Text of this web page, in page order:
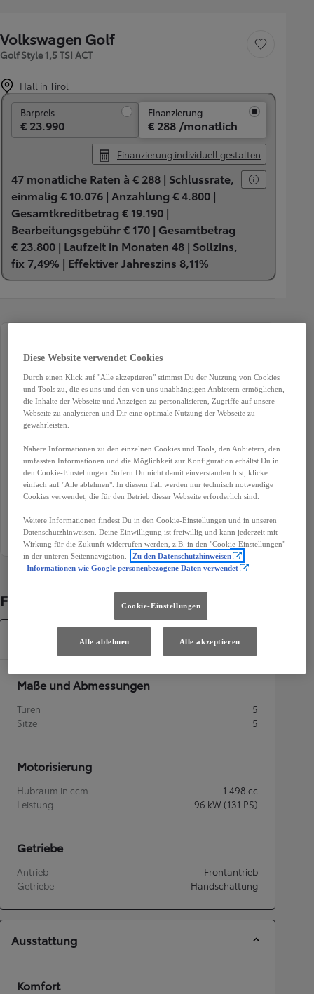
Volkswagen Golf
Golf Style 1,5 TSI ACT
Fahrzeug speichern
Hall in Tirol
Barpreis
€ 23.990
Finanzierung
€ 288 /monatlich
Finanzierung individuell gestalten
47 monatliche Raten à € 288 | Schlussrate,
einmalig € 10.076 | Anzahlung € 4.800 |
Gesamtkreditbetrag € 19.190 |
Bearbeitungsgebühr € 170 | Gesamtbetrag
€ 23.800 | Laufzeit in Monaten 48 | Sollzins,
fix 7,49% | Effektiver Jahreszins 8,11%
12-2022
35 226 km
Treibstoff
Benzin
Karosserie
Limousine
Leistung
96 kW (131 PS)
Handschaltung
Türen
Sitze
5
Außenfarbe
Grau
Antriebsart
Frontantrieb
Fahrzeugdetails
Spezifikationen
Maße und Abmessungen
Türen
5
Sitze
5
Motorisierung
Hubraum in ccm 1 498 cc
Leistung
96 kW (131 PS)
Getriebe
Antrieb
Frontantrieb
Getriebe
Handschaltung
Ausstattung
Komfort
Diese Website verwendet Cookies
Durch einen Klick auf "Alle akzeptieren" stimmst Du der Nutzung von Cookies
und Tools zu, die es uns und den von uns unabhängigen Anbietern ermöglichen,
die Inhalte der Webseite und Anzeigen zu personalisieren, Zugriffe auf unsere
Webseite zu analysieren und Dir eine optimale Nutzung der Webseite zu
gewährleisten.
Nähere Informationen zu den einzelnen Cookies und Tools, den Anbietern, den
umfassten Informationen und die Möglichkeit zur Konfiguration erhältst Du in
den Cookie-Einstellungen. Sofern Du nicht damit einverstanden bist, klicke
einfach auf "Alle ablehnen". In diesem Fall werden nur technisch notwendige
Cookies verwendet, die für den Betrieb dieser Webseite erforderlich sind.
Weitere Informationen findest Du in den Cookie-Einstellungen und in unseren
Datenschutzhinweisen. Deine Einwilligung ist freiwillig und kann jederzeit mit
Wirkung für die Zukunft widerrufen werden, z.B. in den "Cookie-Einstellungen"
in der unteren Seitennavigation.
Zu den Datenschutzhinweisen
Informationen wie Google personenbezogene Daten verwendet
Cookie-Einstellungen
Alle ablehnen Alle akzeptieren